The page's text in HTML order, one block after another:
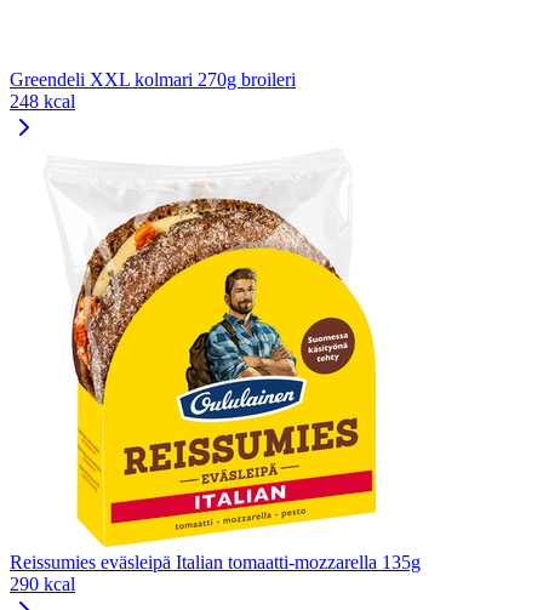
Greendeli XXL kolmari 270g broileri
248 kcal
Reissumies eväsleipä Italian tomaatti-mozzarella 135g
290 kcal